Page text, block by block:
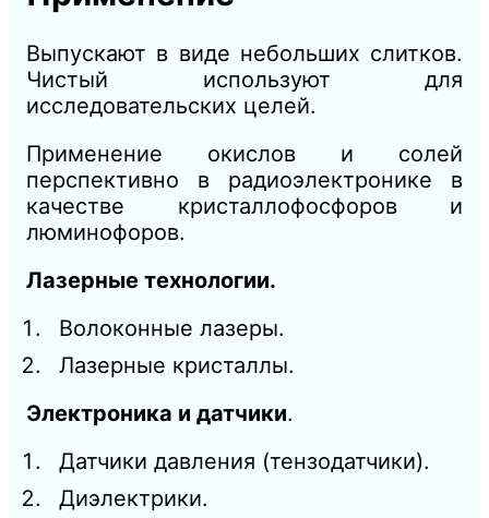
Выпускают в виде небольших слитков.
Чистый используют для
исследовательских целей.
Применение окислов и солей
перспективно в радиоэлектронике в
качестве кристаллофосфоров и
люминофоров.
Лазерные технологии.
Волоконные лазеры.
Лазерные кристаллы.
Электроника и датчики.
Датчики давления (тензодатчики).
Диэлектрики.